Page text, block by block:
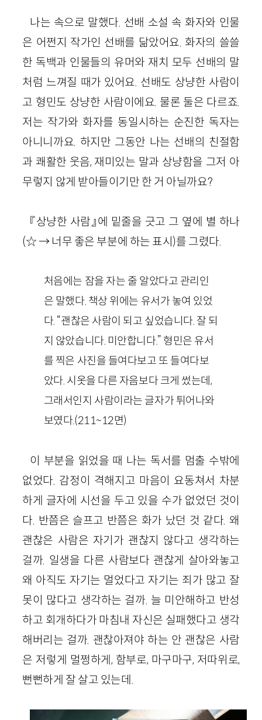
나는 속으로 말했다. 선배 소설 속 화자와 인물
은 어쩐지 작가인 선배를 닮았어요. 화자의 쓸쓸
한 독백과 인물들의 유머와 재치 모두 선배의 말
처럼 느껴질 때가 있어요. 선배도 상냥한 사람이
고 형민도 상냥한 사람이에요. 물론 둘은 다르죠.
저는 작가와 화자를 동일시하는 순진한 독자는
아니니까요. 하지만 그동안 나는 선배의 친절함
과 쾌활한 웃음, 재미있는 말과 상냥함을 그저 아
무렇지 않게 받아들이기만 한 거 아닐까요?
『상냥한 사람』에 밑줄을 긋고 그 옆에 별 하나
(☆ → 너무 좋은 부분에 하는 표시)를 그렸다.
처음에는 잠을 자는 줄 알았다고 관리인
은 말했다. 책상 위에는 유서가 놓여 있었
다. “괜찮은 사람이 되고 싶었습니다. 잘 되
지 않았습니다. 미안합니다.” 형민은 유서
를 찍은 사진을 들여다보고 또 들여다보
았다. 시옷을 다른 자음보다 크게 썼는데,
그래서인지 사람이라는 글자가 튀어나와
보였다.(211~12면)
이 부분을 읽었을 때 나는 독서를 멈출 수밖에
없었다. 감정이 격해지고 마음이 요동쳐서 차분
하게 글자에 시선을 두고 있을 수가 없었던 것이
다. 반쯤은 슬프고 반쯤은 화가 났던 것 같다. 왜
괜찮은 사람은 자기가 괜찮지 않다고 생각하는
걸까. 일생을 다른 사람보다 괜찮게 살아와놓고
왜 아직도 자기는 멀었다고 자기는 죄가 많고 잘
못이 많다고 생각하는 걸까. 늘 미안해하고 반성
하고 회개하다가 마침내 자신은 실패했다고 생각
해버리는 걸까. 괜찮아져야 하는 안 괜찮은 사람
은 저렇게 멀쩡하게, 함부로, 마구마구, 저따위로,
뻔뻔하게 잘 살고 있는데.